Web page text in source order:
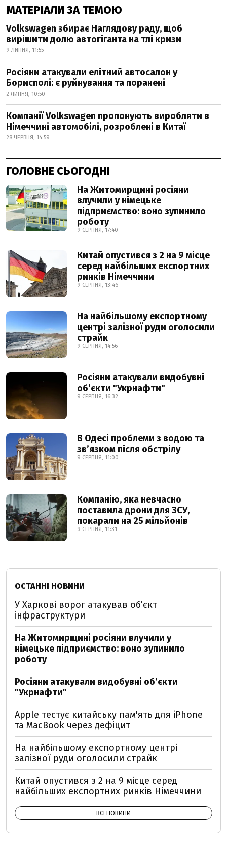
МАТЕРІАЛИ ЗА ТЕМОЮ
Volkswagen збирає Наглядову раду, щоб
вирішити долю автогіганта на тлі кризи
9 ЛИПНЯ, 11:55
Росіяни атакували елітний автосалон у
Борисполі: є руйнування та поранені
2 ЛИПНЯ, 10:50
Компанії Volkswagen пропонують виробляти в
Німеччині автомобілі, розроблені в Китаї
28 ЧЕРВНЯ, 14:59
ГОЛОВНЕ СЬОГОДНІ
На Житомирщині росіяни
влучили у німецьке
підприємство: воно зупинило
роботу
9 СЕРПНЯ, 17:40
Китай опустився з 2 на 9 місце
серед найбільших експортних
ринків Німеччини
9 СЕРПНЯ, 13:46
На найбільшому експортному
центрі залізної руди оголосили
страйк
9 СЕРПНЯ, 14:56
Росіяни атакували видобувні
обʼєкти "Укрнафти"
9 СЕРПНЯ, 16:32
В Одесі проблеми з водою та
звʼязком після обстрілу
9 СЕРПНЯ, 11:00
Компанію, яка невчасно
поставила дрони для ЗСУ,
покарали на 25 мільйонів
9 СЕРПНЯ, 11:31
ОСТАННІ НОВИНИ
У Харкові ворог атакував обʼєкт
інфраструктури
На Житомирщині росіяни влучили у
німецьке підприємство: воно зупинило
роботу
Росіяни атакували видобувні обʼєкти
"Укрнафти"
Apple тестує китайську пам'ять для iPhone
та MacBook через дефіцит
На найбільшому експортному центрі
залізної руди оголосили страйк
Китай опустився з 2 на 9 місце серед
найбільших експортних ринків Німеччини
ВСІ НОВИНИ